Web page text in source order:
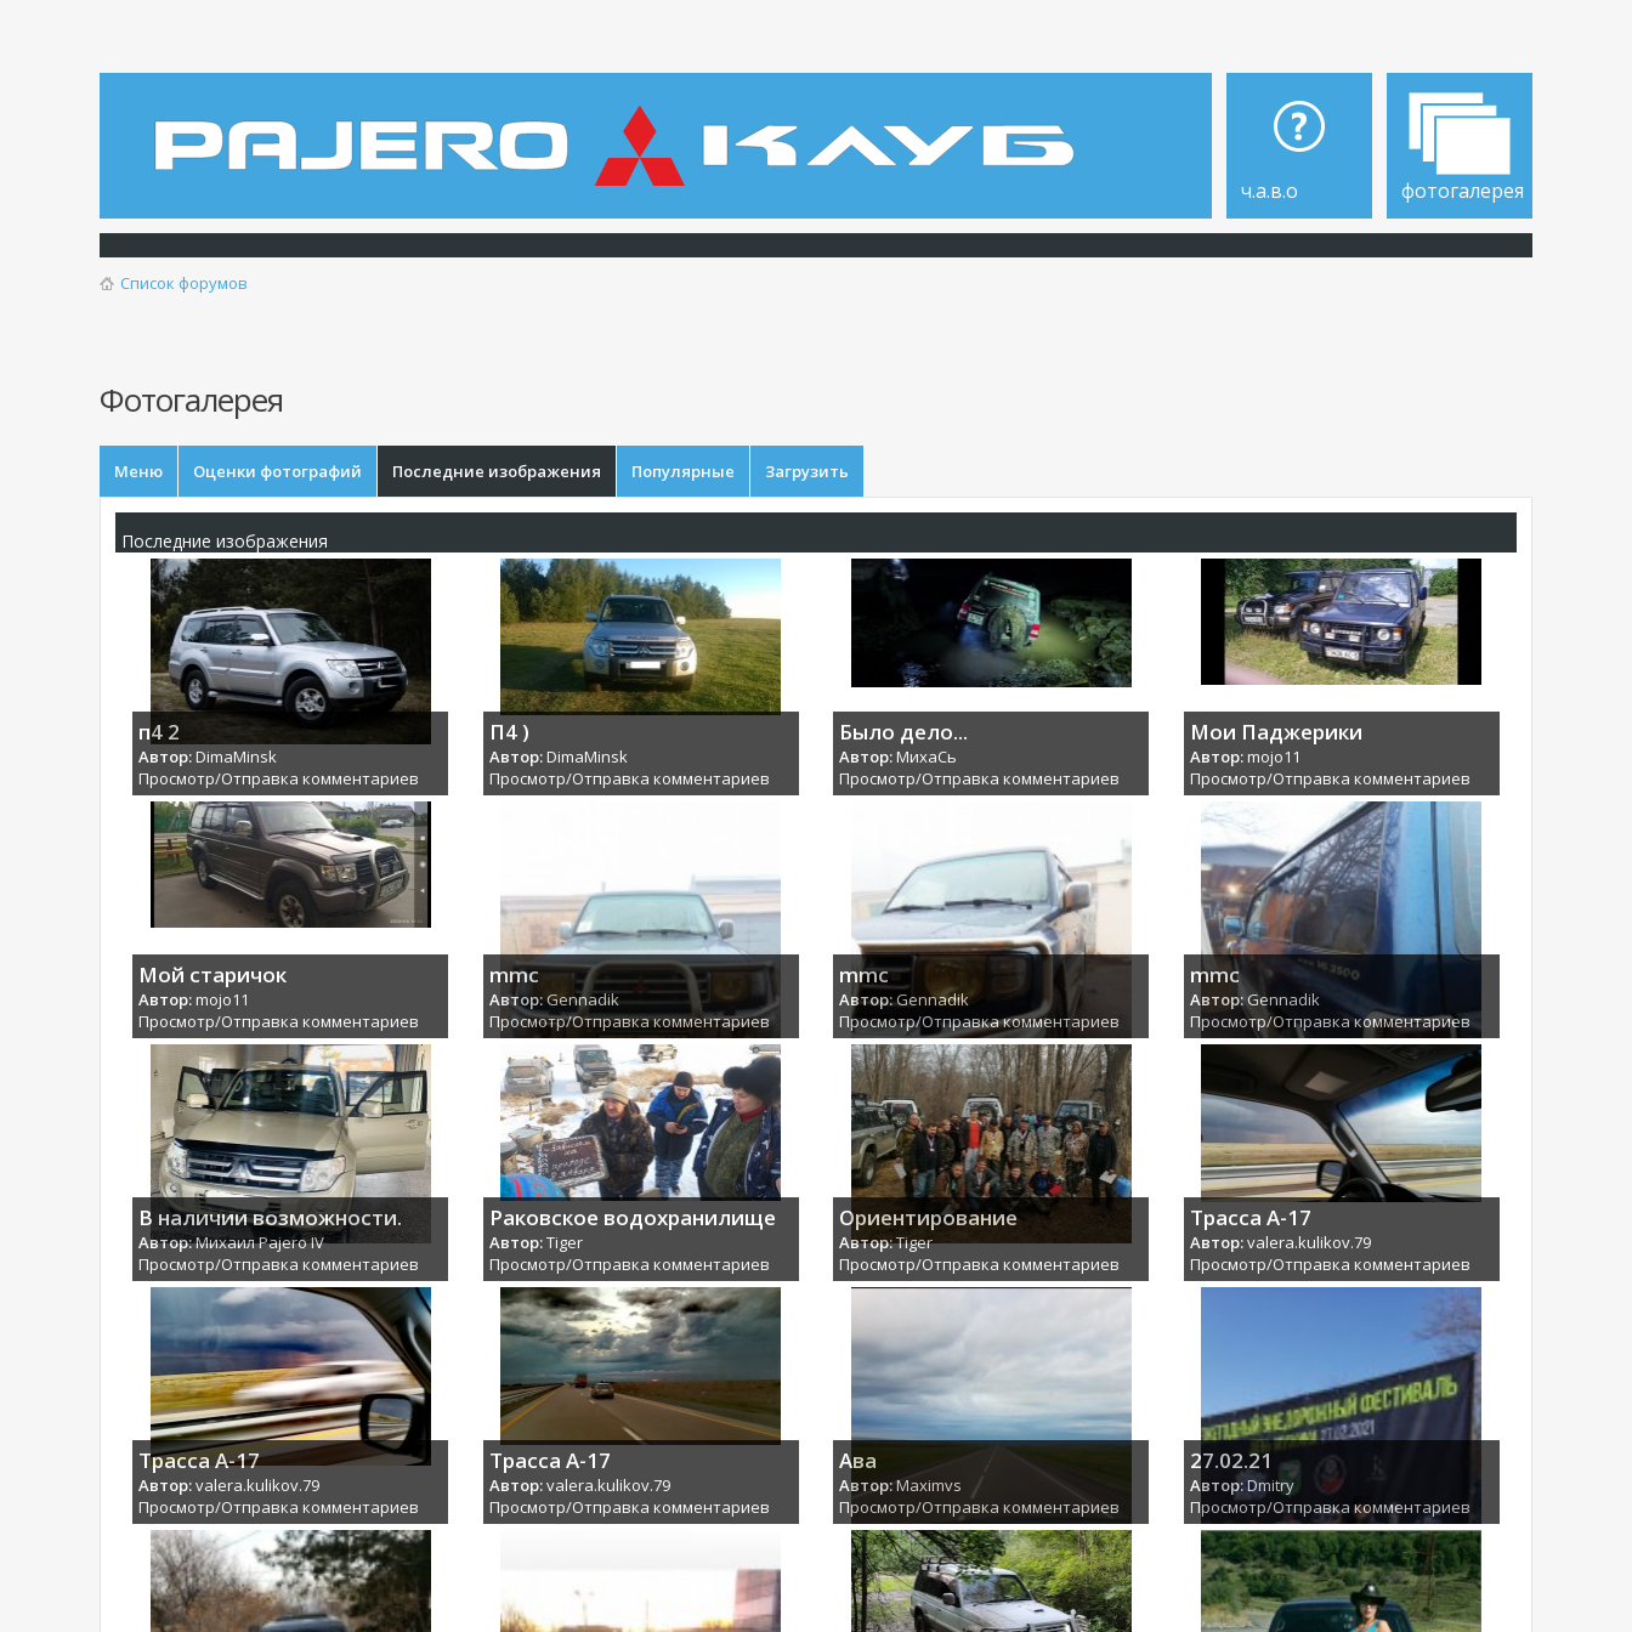
ч.а.в.о фотогалерея
Список форумов
Фотогалерея
Меню Оценки фотографий Последние изображения Популярные Загрузить
Последние изображения
п4 2
Автор:DimaMinsk
Просмотр/Отправка комментариев
П4 )
Автор:DimaMinsk
Просмотр/Отправка комментариев
Было дело...
Автор:МихаCь
Просмотр/Отправка комментариев
Мои Паджерики
Автор:mojo11
Просмотр/Отправка комментариев
Мой старичок
Автор:mojo11
Просмотр/Отправка комментариев
mmc
Автор:Gennadik
Просмотр/Отправка комментариев
mmc
Автор:Gennadik
Просмотр/Отправка комментариев
mmc
Автор:Gennadik
Просмотр/Отправка комментариев
В наличии возможности.
Автор:Михаил Pajero IV
Просмотр/Отправка комментариев
Раковское водохранилище
Автор:Tiger
Просмотр/Отправка комментариев
Ориентирование
Автор:Tiger
Просмотр/Отправка комментариев
Трасса А-17
Автор:valera.kulikov.79
Просмотр/Отправка комментариев
Трасса А-17
Автор:valera.kulikov.79
Просмотр/Отправка комментариев
Трасса А-17
Автор:valera.kulikov.79
Просмотр/Отправка комментариев
Ава
Автор:Maximvs
Просмотр/Отправка комментариев
27.02.21
Автор:Dmitry
Просмотр/Отправка комментариев